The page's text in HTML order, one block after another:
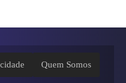
Quem Somos